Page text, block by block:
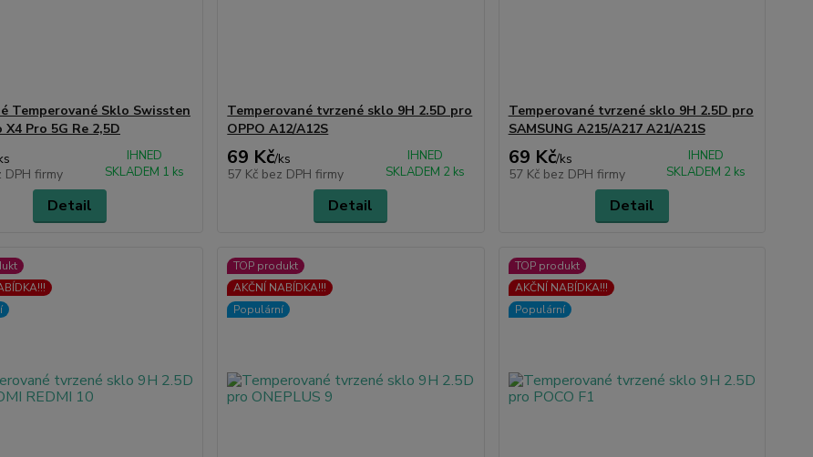
Temperované Sklo Swissten
X4 Pro 5G Re 2,5D
DPH firmy
IHNED
SKLADEM 1 ks
Detail
Temperované tvrzené sklo 9H 2.5D pro
OPPO A12/A12S
69 Kč/ks
57 Kč bez DPH firmy
IHNED
SKLADEM 2 ks
Detail
Temperované tvrzené sklo 9H 2.5D pro
SAMSUNG A215/A217 A21/A21S
69 Kč/ks
57 Kč bez DPH firmy
IHNED
SKLADEM 2 ks
Detail
TOP produkt
AKČNÍ NABÍDKA!!!
Populární
TOP produkt
AKČNÍ NABÍDKA!!!
Populární